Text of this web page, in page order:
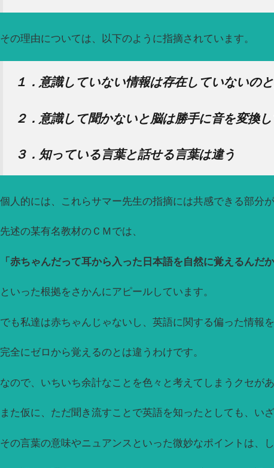
その理由については、以下のように指摘されています。
１．意識していない情報は存在していないの
２．意識して聞かないと脳は勝手に音を変換
３．知っている言葉と話せる言葉は違う
個人的には、これらサマー先生の指摘には共感できる部分が
先述の某有名教材のＣＭでは、
「赤ちゃんだって耳から入った日本語を自然に覚えるんだ
といった根拠をさかんにアピールしています。
でも私達は赤ちゃんじゃないし、英語に関する偏った情報
完全にゼロから覚えるのとは違うわけです。
なので、いちいち余計なことを色々と考えてしまうクセが
また仮に、ただ聞き流すことで英語を知ったとしても、い
その言葉の意味やニュアンスといった微妙なポイントは、